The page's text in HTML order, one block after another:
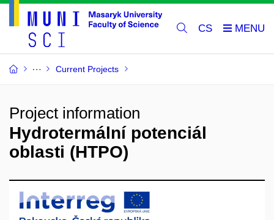
CS
Current Projects
Project information
Hydrotermální potenciál
oblasti (HTPO)